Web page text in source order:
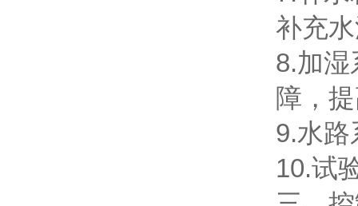
补充
8.加
障，
9.水
10.试